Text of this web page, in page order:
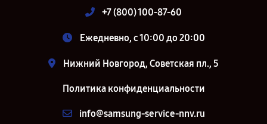
+7 (800) 100-87-60
Ежедневно, с 10:00 до 20:00
Нижний Новгород, Советская пл., 5
Политика конфиденциальности
info@samsung-service-nnv.ru